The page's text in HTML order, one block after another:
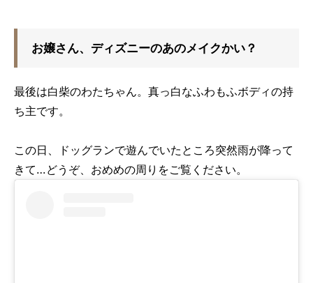
お嬢さん、ディズニーのあのメイクかい？
最後は白柴のわたちゃん。真っ白なふわもふボディの持
ち主です。
この日、ドッグランで遊んでいたところ突然雨が降って
きて…どうぞ、おめめの周りをご覧ください。